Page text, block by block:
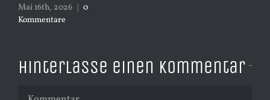
Mai 16th, 2026 | 0
Kommentare
Hinterlasse einen Kommentar
Kommentar